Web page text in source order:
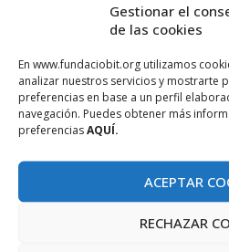
Gestionar el
de las cookies
En www.fundaciobit.org utilizamos
analizar nuestros servicios y mostrarte
preferencias en base a un perfil
navegación. Puedes obtener más
preferenciasAQUÍ.
ACEPTAR
RECHAZAR